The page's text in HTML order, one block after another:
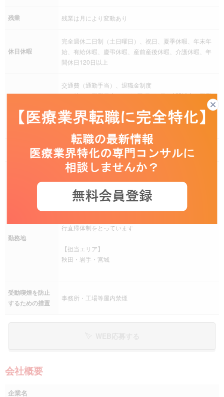
残業 残業は月により変動あり
休日休暇
完全週休二日制（土日曜日）、祝日、夏季休暇、年末年
始、有給休暇、慶弔休暇、産前産後休暇、介護休暇、年
間休日120日以上
交通費（通勤手当）、退職金制度
その他 ・営業日当：2,000円/日（1日3時間以上の営業
・外勤(営業)手当：42,000円/月
・社用車貸与（会社負担にて駐車場を自宅近辺に賃貸）
社会保険 健康保険、厚生年金保険、雇用保険、労災保険
育児支援制度、介護支援制度、社宅・家賃補助制度、財
形貯蓄、福利厚生サービス加入
勤務地
行直帰体制をとっています
【担当エリア】
秋田・岩手・宮城
受動喫煙を防止
するための措置
事務所・工場等屋内禁煙
会社概要
企業名